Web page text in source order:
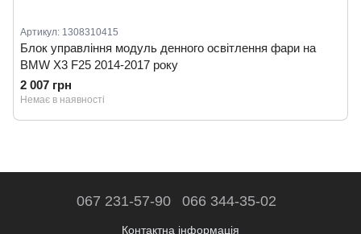
Артикул: 1308310415
Блок управління модуль денного освітлення фари на
BMW X3 F25 2014-2017 року
2 007 грн
Немає в наявності
067 231-57-90 066 344-35-02
Контактна інформація